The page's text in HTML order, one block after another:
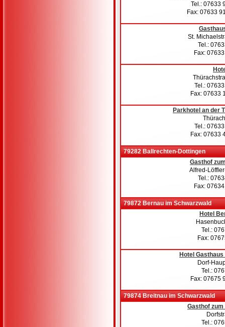
Tel.: 07633
Fax: 07633
St.
Tel.:
Fax:
Tel.:
Fax: 07633
Parkhotel an der
Tel.:
Fax: 07633
79282 Ballrechten-Dottingen
Gasthof
Alfred-
Tel.:
Fax:
79872 Bernau im Schwarzwald
Hotel
Tel.:
Fax:
Hotel Gasthaus
Dorf-
Tel.:
Fax: 07675
79874 Breitnau im Schwarzwald
Gasthof zum
Tel.: